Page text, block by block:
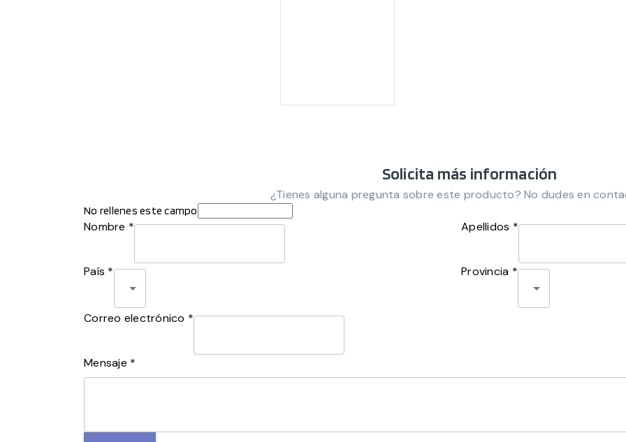
Solicita más información
¿Tienes alguna pregunta sobre este producto? No dudes en
No rellenes este campo
Nombre * Apellidos *
País * Provincia *
Correo electrónico *
Mensaje *